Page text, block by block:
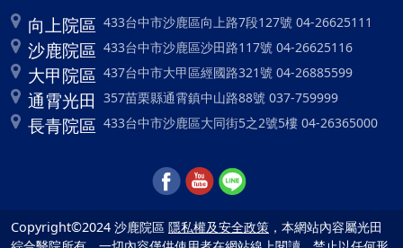
向上院區 433台中市沙鹿區向上路7段127號 04-26625111
沙鹿院區 433台中市沙鹿區沙田路117號 04-26625116
大甲院區 437台中市大甲區經國路321號 04-26885599
通霄光田 357苗栗縣通霄鎮中山路88號 037-759999
長青院區 433台中市沙鹿區大同街5之2號5樓 04-26365000
Copyright©2024 沙鹿院區 隱私權及安全政策 ，本網站內容屬光田